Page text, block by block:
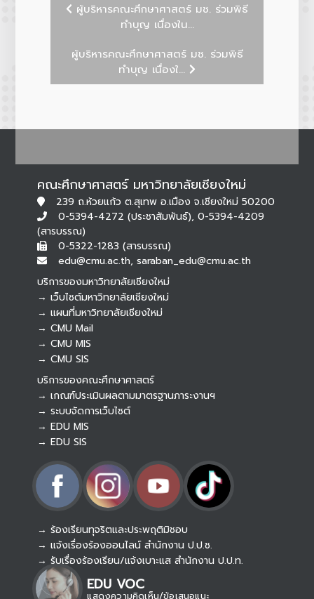
ผู้บริหารคณะศึกษาศาสตร์ มช. ร่วมพิธี
ทำบุญ เนื่องใน...
ผู้บริหารคณะศึกษาศาสตร์ มช. ร่วมพิธี
ทำบุญ เนื่องใ...
คณะศึกษาศาสตร์ มหาวิทยาลัยเชียงใหม่
239 ถ.ห้วยแก้ว ต.สุเทพ อ.เมือง จ.เชียงใหม่ 50200
0-5394-4272 (ประชาสัมพันธ์), 0-5394-4209
(สารบรรณ)
0-5322-1283 (สารบรรณ)
edu@cmu.ac.th, saraban_edu@cmu.ac.th
บริการของมหาวิทยาลัยเชียงใหม่
→ เว็บไซต์มหาวิทยาลัยเชียงใหม่
→ แผนที่มหาวิทยาลัยเชียงใหม่
→ CMU Mail
→ CMU MIS
→ CMU SIS
บริการของคณะศึกษาศาสตร์
→ เกณฑ์ประเมินผลตามมาตรฐานภาระงานฯ
→ ระบบจัดการเว็บไซต์
→ EDU MIS
→ EDU SIS
→ ร้องเรียนทุจริตและประพฤติมิชอบ
→ แจ้งเรื่องร้องออนไลน์ สำนักงาน ป.ป.ช.
→ รับเรื่องร้องเรียน/แจ้งเบาะแส สำนักงาน ป.ป.ท.
EDU VOC
แสดงความคิดเห็น/ข้อเสนอแนะ
Botnoi Assistant
Connecting…